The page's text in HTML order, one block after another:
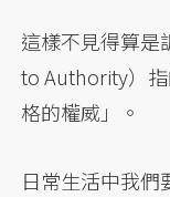
這樣不見得算是
to Authority）
格的權威」。
日常生活中我